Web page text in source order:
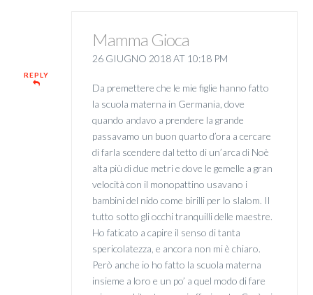
REPLY
Mamma Gioca
26 GIUGNO 2018 AT 10:18 PM
Da premettere che le mie figlie hanno fatto
la scuola materna in Germania, dove
quando andavo a prendere la grande
passavamo un buon quarto d’ora a cercare
di farla scendere dal tetto di un’arca di Noè
alta più di due metri e dove le gemelle a gran
velocità con il monopattino usavano i
bambini del nido come birilli per lo slalom. Il
tutto sotto gli occhi tranquilli delle maestre.
Ho faticato a capire il senso di tanta
spericolatezza, e ancora non mi è chiaro.
Però anche io ho fatto la scuola materna
insieme a loro e un po’ a quel modo di fare